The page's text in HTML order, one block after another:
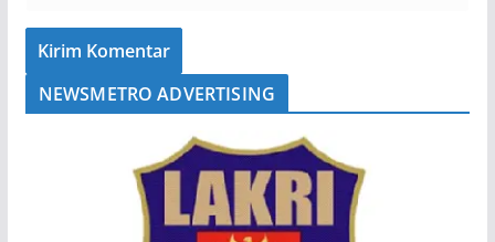
NEWSMETRO ADVERTISING